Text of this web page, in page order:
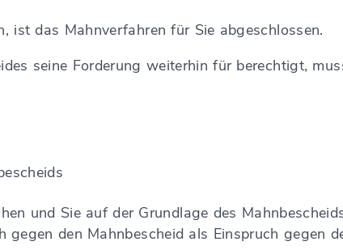
ist das Mahnverfahren für Sie abgeschlossen.
seine Forderung weiterhin für berechtigt,
und Sie auf der Grundlage des
den Mahnbescheid als Einspruch gegen